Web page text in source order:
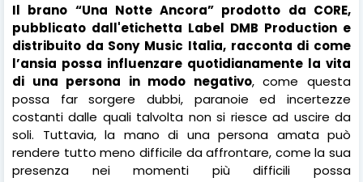
Il brano “Una Notte Ancora” prodotto da CORE,
pubblicato dall'etichetta Label DMB Production e
distribuito da Sony Music Italia, racconta di come
l’ansia possa influenzare quotidianamente la vita
di una persona in modo negativo, come questa
possa far sorgere dubbi, paranoie ed incertezze
costanti dalle quali talvolta non si riesce ad uscire da
soli. Tuttavia, la mano di una persona amata può
rendere tutto meno difficile da affrontare, come la sua
presenza nei momenti più difficili possa